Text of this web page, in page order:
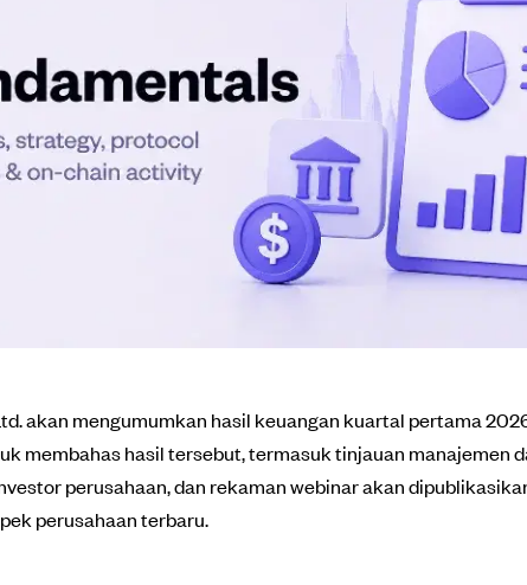
akan mengumumkan hasil keuangan kuartal pertama
membahas hasil tersebut, termasuk tinjauan manajemen
perusahaan, dan rekaman webinar akan
perusahaan terbaru.